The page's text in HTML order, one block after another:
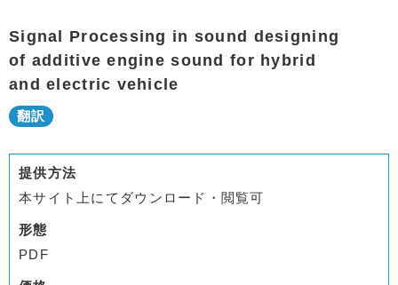
Signal Processing in sound designing
of additive engine sound for hybrid
and electric vehicle
提供方法
本サイト上にてダウンロード・閲覧可
形態
PDF